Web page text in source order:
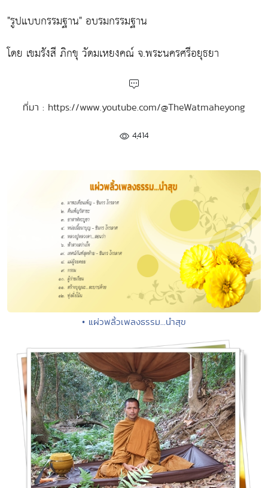
"รูปแบบกรรมฐาน" อบรมกรรมฐาน
โดย เขมรังสี ภิกขุ วัดมเหยงคณ์ จ.พระนครศรีอยุธยา
ที่มา : https://www.youtube.com/@TheWatmaheyong
4,414
• แผ่วพลิ้วเพลงธรรม...นำสุข